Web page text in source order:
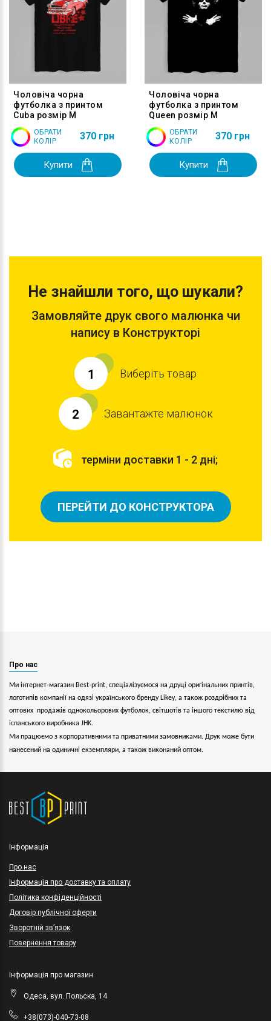
Чоловіча чорна
футболка з принтом
Cuba розмір M
ОБРАТИ
КОЛІР
370 грн
Купити
Чоловіча чорна
футболка з принтом
Queen розмір M
ОБРАТИ
КОЛІР
370 грн
Купити
Не знайшли того, що шукали?
Замовляйте друк свого малюнка чи
напису в Конструкторі
1 Виберіть товар
2 Завантажте малюнок
терміни доставки 1 - 2 дні;
ПЕРЕЙТИ ДО КОНСТРУКТОРА
Про нас
Ми інтернет-магазин Best-print, спеціалізуємося на друці оригінальних принтів,
логотипів компанії на одязі українського бренду Likey, а також роздрібних та
оптових продажів однокольорових футболок, світшотів та іншого текстилю від
іспанського виробника JHK.
Ми працюємо з корпоративними та приватними замовниками. Друк може бути
нанесений на одиничні екземпляри, а також виконаний оптом.
Інформація
Про нас
Інформація про доставку та оплату
Політика конфіденційності
Договір публічної оферти
Зворотній зв’язок
Повернення товару
Інформація про магазин
Одеса, вул. Польска, 14
+38(073)-040-73-08